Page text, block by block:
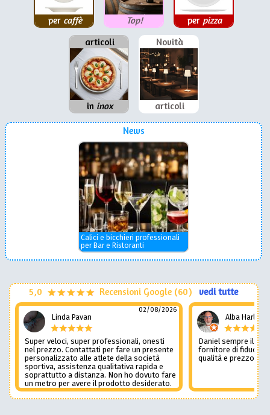
per caffè Top! per pizza
articoli
in inox
Novità
articoli
News
Calici e bicchieri professionali
per Bar e Ristoranti
5,0 Recensioni Google (60) vedi tutte
Linda Pavan
02/08/2026
Super veloci, super professionali, onesti
nel prezzo. Contattati per fare un presente
personalizzato alle atlete della società
sportiva, assistenza qualitativa rapida e
soprattutto a distanza. Non ho dovuto fare
un metro per avere il prodotto desiderato.
Una assistenza del genere è rara e
preziosa. Credo li contatterò ancora in
Alba Harley
Daniel sempre il
fornitore di fiducia
qualità e prezzo